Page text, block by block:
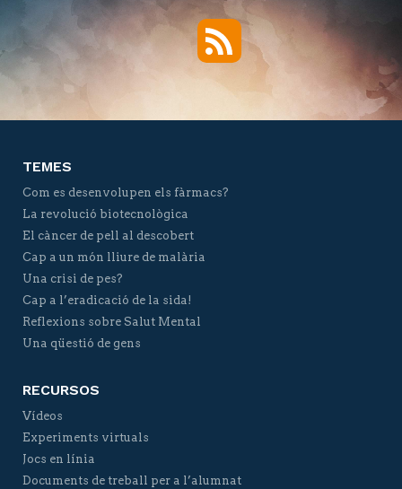
RSS
TEMES
Com es desenvolupen els fàrmacs?
La revolució biotecnològica
El càncer de pell al descobert
Cap a un món lliure de malària
Una crisi de pes?
Cap a l’eradicació de la sida!
Reflexions sobre Salut Mental
Una qüestió de gens
RECURSOS
Vídeos
Experiments virtuals
Jocs en línia
Documents de treball per a l’alumnat